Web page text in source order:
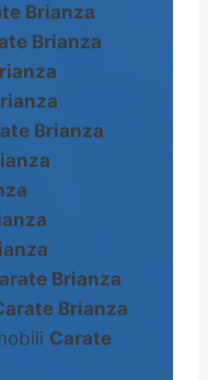
Brianza
Brianza
Brianza
Brianza
Brianza
Carate